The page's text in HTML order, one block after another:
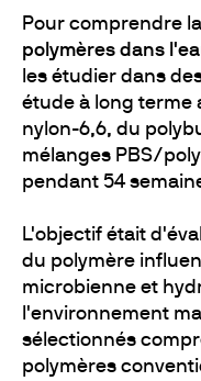
Pour comprendre la
polymères dans
les étudier dans
étude à long terme
nylon-6,6, du
mélanges PBS/
pendant 54
L'objectif était
du polymère
microbienne et
l'environnement
sélectionnés
polymères